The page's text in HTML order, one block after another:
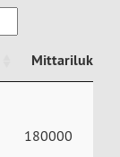
Mittarilukema
180000